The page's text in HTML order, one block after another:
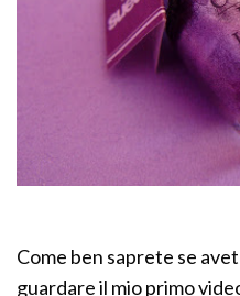
Come ben saprete se
guardare il mio primo